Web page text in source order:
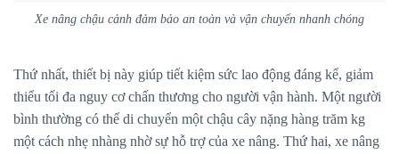
Xe nâng chậu cảnh đảm bảo an toàn và vận chuyển nhanh chóng
Thứ nhất, thiết bị này giúp tiết kiệm sức lao động đáng kể, giảm
thiểu tối đa nguy cơ chấn thương cho người vận hành. Một người
bình thường có thể di chuyển một chậu cây nặng hàng trăm kg
một cách nhẹ nhàng nhờ sự hỗ trợ của xe nâng. Thứ hai, xe nâng